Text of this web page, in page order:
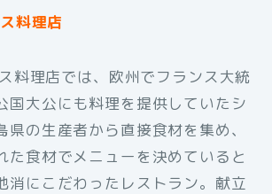
料理店
料理店では、欧州でフランス大統
国大公にも料理を提供していたシ
県の生産者から直接食材を集め、
た食材でメニューを決めていると
消にこだわったレストラン。献立